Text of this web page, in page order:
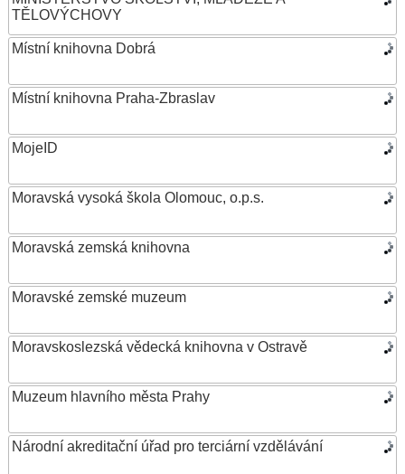
TĚLOVÝCHOVY
Místní knihovna Dobrá
Místní knihovna Praha-Zbraslav
MojeID
Moravská vysoká škola Olomouc, o.p.s.
Moravská zemská knihovna
Moravské zemské muzeum
Moravskoslezská vědecká knihovna v Ostravě
Muzeum hlavního města Prahy
Národní akreditační úřad pro terciární vzdělávání